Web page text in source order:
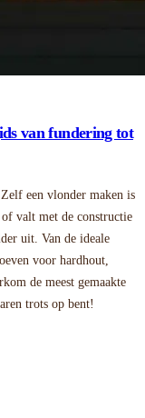
van fundering tot
een vlonder maken is
of valt met de constructie
uit. Van de ideale
voor hardhout,
de meest gemaakte
trots op bent!